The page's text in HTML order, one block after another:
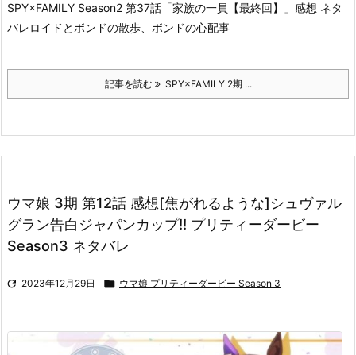
SPY×FAMILY Season2 第37話「家族の一員【最終回】」感想 ネタ
バレロイドとボンドの散歩、ボンドの心配事
記事を読む SPY×FAMILY 2期 ...
ウマ娘 3期 第12話 感想[焦がれるような]シュヴァル
グラン告白ジャパンカップ!! プリティーダービー
Season3 ネタバレ
 2023年12月29日  ウマ娘 プリティーダービー Season 3